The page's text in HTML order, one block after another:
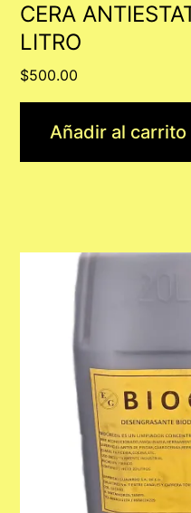
CERA
LITRO
$500.00
Añadir al carrito